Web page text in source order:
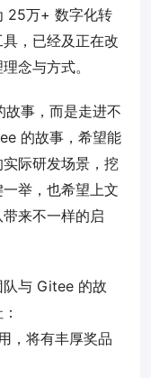
25万+ 数字化转
，已经及正在改
念与方式。
事，而是走进不
的故事，希望能
际研发场景，挖
举，也希望上文
来不一样的启
队与 Gitee 的故
，将有丰厚奖品